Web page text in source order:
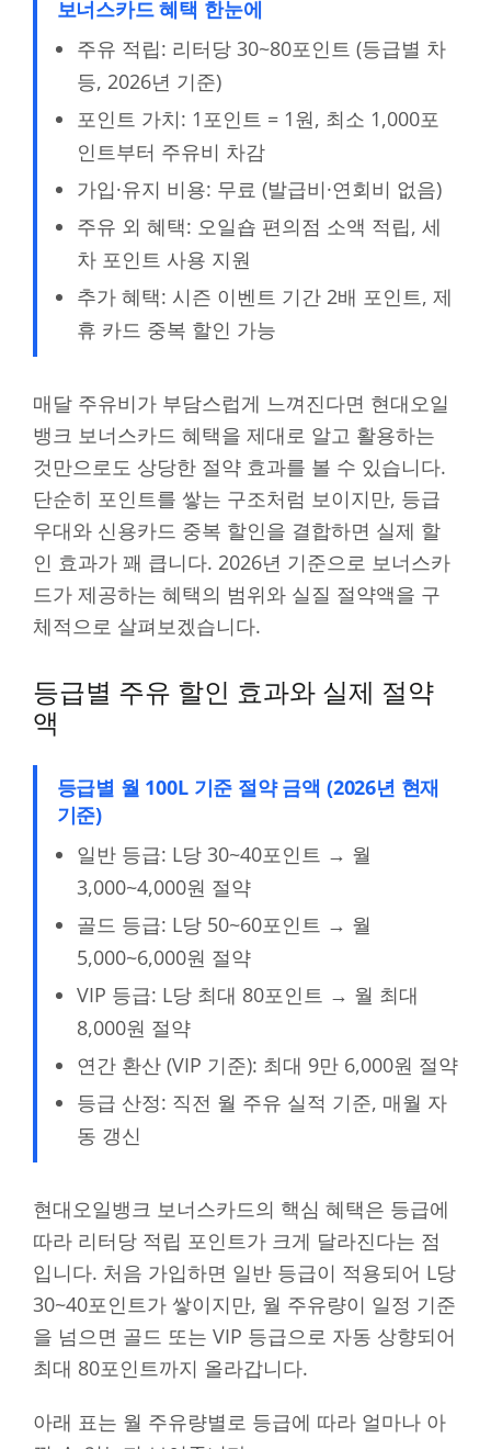
보너스카드 혜택 한눈에
주유 적립: 리터당 30~80포인트 (등급별 차
등, 2026년 기준)
포인트 가치: 1포인트 = 1원, 최소 1,000포
인트부터 주유비 차감
가입·유지 비용: 무료 (발급비·연회비 없음)
주유 외 혜택: 오일숍 편의점 소액 적립, 세
차 포인트 사용 지원
추가 혜택: 시즌 이벤트 기간 2배 포인트, 제
휴 카드 중복 할인 가능
매달 주유비가 부담스럽게 느껴진다면 현대오일
뱅크 보너스카드 혜택을 제대로 알고 활용하는
것만으로도 상당한 절약 효과를 볼 수 있습니다.
단순히 포인트를 쌓는 구조처럼 보이지만, 등급
우대와 신용카드 중복 할인을 결합하면 실제 할
인 효과가 꽤 큽니다. 2026년 기준으로 보너스카
드가 제공하는 혜택의 범위와 실질 절약액을 구
체적으로 살펴보겠습니다.
등급별 주유 할인 효과와 실제 절약
액
등급별 월 100L 기준 절약 금액 (2026년 현재
기준)
일반 등급: L당 30~40포인트 → 월
3,000~4,000원 절약
골드 등급: L당 50~60포인트 → 월
5,000~6,000원 절약
VIP 등급: L당 최대 80포인트 → 월 최대
8,000원 절약
연간 환산 (VIP 기준): 최대 9만 6,000원 절약
등급 산정: 직전 월 주유 실적 기준, 매월 자
동 갱신
현대오일뱅크 보너스카드의 핵심 혜택은 등급에
따라 리터당 적립 포인트가 크게 달라진다는 점
입니다. 처음 가입하면 일반 등급이 적용되어 L당
30~40포인트가 쌓이지만, 월 주유량이 일정 기준
을 넘으면 골드 또는 VIP 등급으로 자동 상향되어
최대 80포인트까지 올라갑니다.
아래 표는 월 주유량별로 등급에 따라 얼마나 아